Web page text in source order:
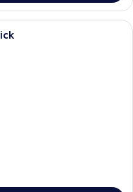
Einzelbetten mit weißen